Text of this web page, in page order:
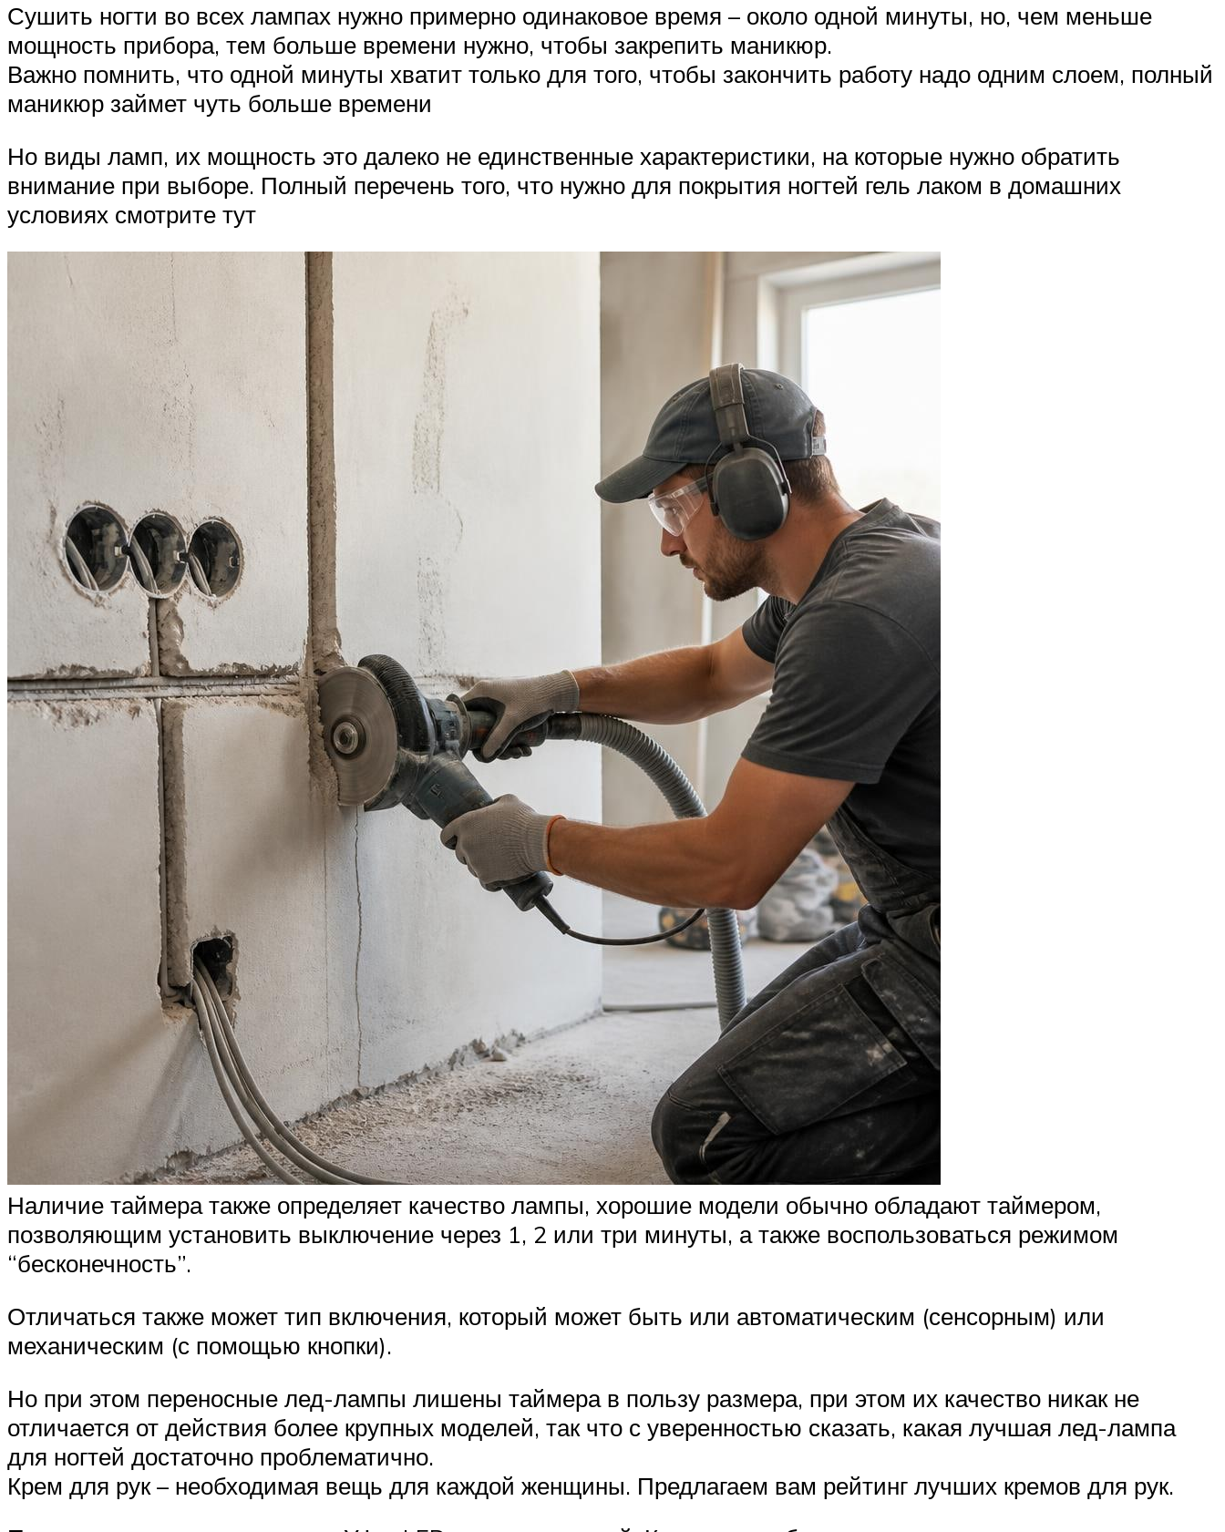
Сушить ногти во всех лампах нужно примерно одинаковое время – около одной минуты, но, чем меньше
мощность прибора, тем больше времени нужно, чтобы закрепить маникюр.
Важно помнить, что одной минуты хватит только для того, чтобы закончить работу надо одним слоем, полный
маникюр займет чуть больше времени
Но виды ламп, их мощность это далеко не единственные характеристики, на которые нужно обратить
внимание при выборе. Полный перечень того, что нужно для покрытия ногтей гель лаком в домашних
условиях смотрите тут
Наличие таймера также определяет качество лампы, хорошие модели обычно обладают таймером,
позволяющим установить выключение через 1, 2 или три минуты, а также воспользоваться режимом
“бесконечность”.
Отличаться также может тип включения, который может быть или автоматическим (сенсорным) или
механическим (с помощью кнопки).
Но при этом переносные лед-лампы лишены таймера в пользу размера, при этом их качество никак не
отличается от действия более крупных моделей, так что с уверенностью сказать, какая лучшая лед-лампа
для ногтей достаточно проблематично.
Крем для рук – необходимая вещь для каждой женщины. Предлагаем вам рейтинг лучших кремов для рук.